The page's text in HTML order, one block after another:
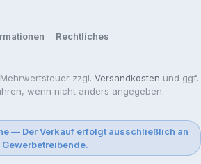
Rechtliches
zzgl. Versandkosten und ggf.
wenn nicht anders angegeben.
— Der Verkauf erfolgt ausschließlich an
Gewerbetreibende.